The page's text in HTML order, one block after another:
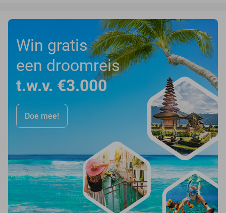
Win gratis
een droomreis
t.w.v. €3.000
Doe mee!